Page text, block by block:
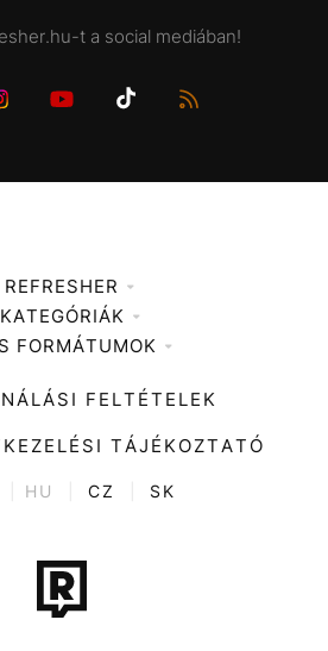
t a social mediában!
REFRESHER
Médiaajánlat
KATEGÓRIÁK
Zene
Divat
Kultúra
ENTR
Tech-Tudomány
Sport
FORMÁTUMOK
FELTÉTELEK
TÁJÉKOZTATÓ
HU CZ SK